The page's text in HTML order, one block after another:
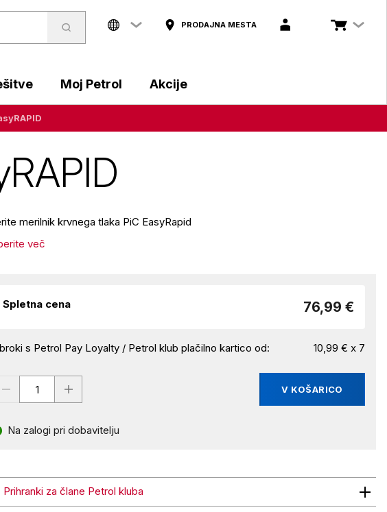
PRODAJNA MESTA
Moj Petrol Akcije
merilnik krvnega tlaka PiC EasyRapid
več
Spletna cena 76,99 €
s Petrol Pay Loyalty / Petrol klub plačilno kartico od: 10,99 € x 7
V KOŠARICO
Na zalogi pri dobavitelju
Prihranki za člane Petrol kluba
za člane Petrol kluba